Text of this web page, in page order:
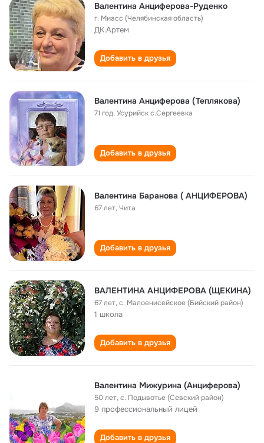
Валентина Анциферова-Руденко
г. Миасс (Челябинская область)
ДК.Артем
Добавить в друзья
Валентина Анциферова (Теплякова)
71 год,Усурийск с.Сергеевка
Добавить в друзья
Валентина Баранова ( АНЦИФЕРОВА)
67 лет,Чита
Добавить в друзья
ВАЛЕНТИНА АНЦИФЕРОВА (ЩЕКИНА)
67 лет,с. Малоенисейское (Бийский район)
1 школа
Добавить в друзья
Валентина Мижурина (Анциферова)
50 лет,с. Подывотье (Севский район)
9 профессиональный лицей
Добавить в друзья